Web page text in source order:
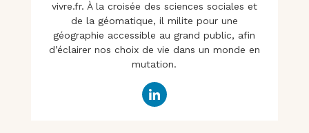
vivre.fr. À la croisée des sciences sociales et
de la géomatique, il milite pour une
géographie accessible au grand public, afin
d’éclairer nos choix de vie dans un monde en
mutation.